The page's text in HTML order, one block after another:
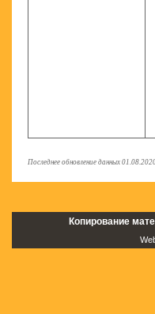
Последнее обновление данных
Копирование